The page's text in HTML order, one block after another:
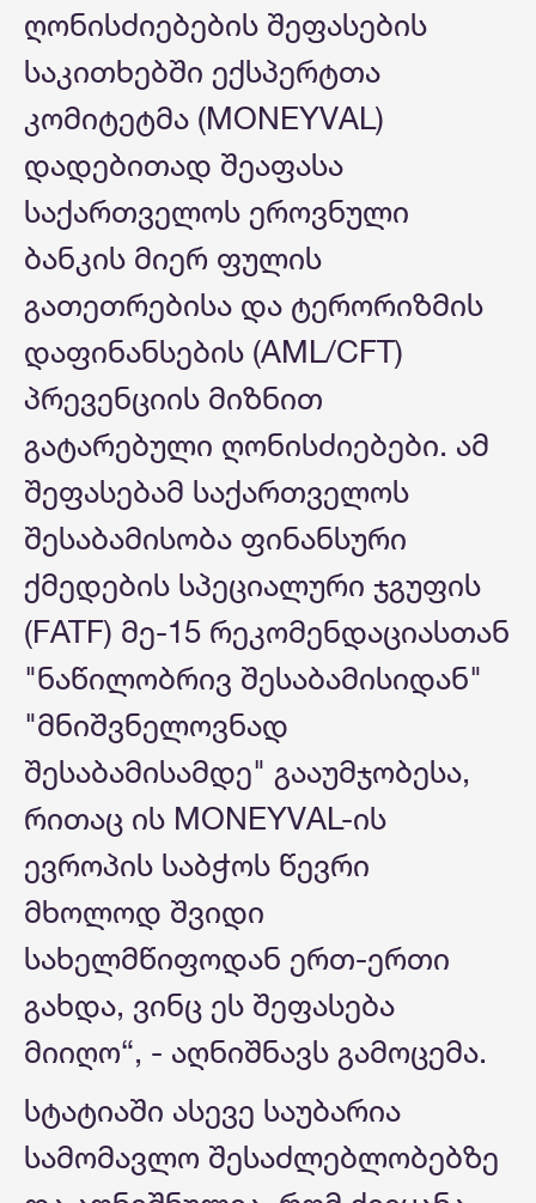
ღონისძიებების შეფასების
საკითხებში ექსპერტთა
კომიტეტმა (MONEYVAL)
დადებითად შეაფასა
საქართველოს ეროვნული
ბანკის მიერ ფულის
გათეთრებისა და ტერორიზმის
დაფინანსების (AML/CFT)
პრევენციის მიზნით
გატარებული ღონისძიებები. ამ
შეფასებამ საქართველოს
შესაბამისობა ფინანსური
ქმედების სპეციალური ჯგუფის
(FATF) მე-15 რეკომენდაციასთან
"ნაწილობრივ შესაბამისიდან"
"მნიშვნელოვნად
შესაბამისამდე" გააუმჯობესა,
რითაც ის MONEYVAL-ის
ევროპის საბჭოს წევრი
მხოლოდ შვიდი
სახელმწიფოდან ერთ-ერთი
გახდა, ვინც ეს შეფასება
მიიღო“, - აღნიშნავს გამოცემა.
სტატიაში ასევე საუბარია
სამომავლო შესაძლებლობებზე